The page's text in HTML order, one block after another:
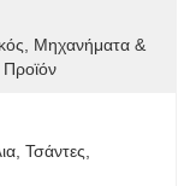
Μηχανήματα &
Τσάντες,